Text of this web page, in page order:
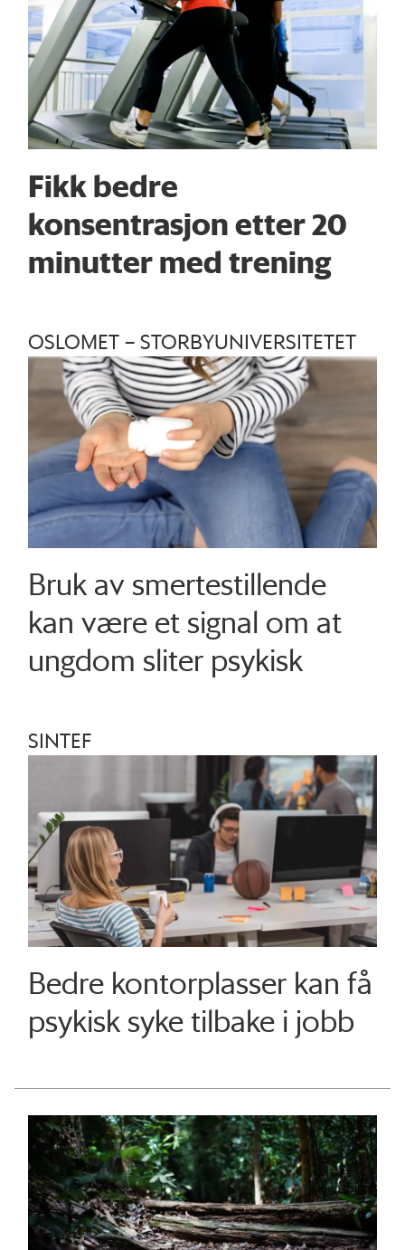
Fikk bedre
konsentrasjon etter 20
minutter med trening
OSLOMET – STORBYUNIVERSITETET
Bruk av smertestillende
kan være et signal om at
ungdom sliter psykisk
SINTEF
Bedre kontorplasser kan få
psykisk syke tilbake i jobb